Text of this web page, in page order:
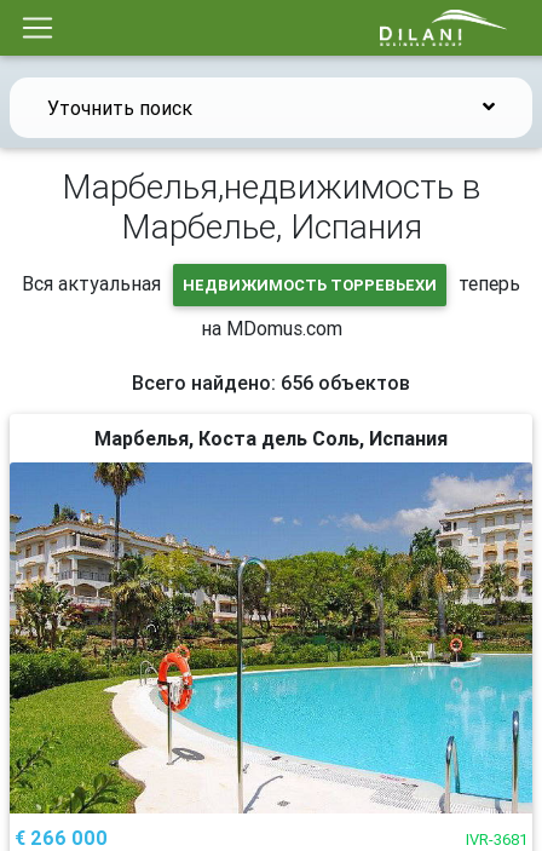
Уточнить поиск
Марбелья,недвижимость в
Марбелье, Испания
Вся актуальная НЕДВИЖИМОСТЬ ТОРРЕВЬЕХИ
теперь
на MDomus.com
Всего найдено: 656 объектов
Марбелья, Коста дель Соль, Испания
€ 266 000 IVR-3681